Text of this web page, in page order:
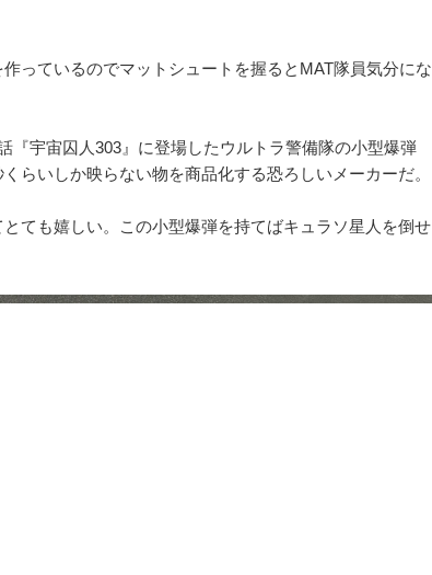
っているのでマットシュートを握るとMAT隊員気分にな
『宇宙囚人303』に登場したウルトラ警備隊の小型爆弾
らいしか映らない物を商品化する恐ろしいメーカーだ。
ても嬉しい。この小型爆弾を持てばキュラソ星人を倒せ